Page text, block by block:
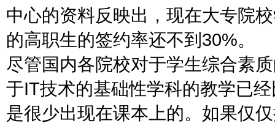
中心的资料反映出，现在大专院
的高职生的签约率还不到30%。
尽管国内各院校对于学生综合素
于IT技术的基础性学科的教学已
是很少出现在课本上的。如果仅